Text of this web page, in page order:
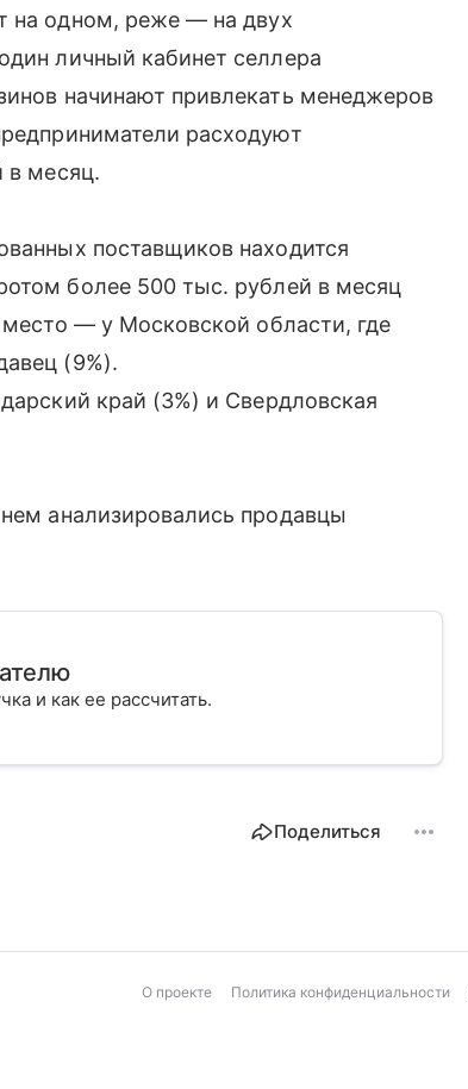
на одном, реже — на двух
личный кабинет селлера
начинают привлекать менеджеров
расходуют
в месяц.
поставщиков находится
более 500 тыс. рублей в месяц
— у Московской области, где
(9%).
край (3%) и Свердловская
анализировались продавцы
и как ее рассчитать.
Поделиться
О проекте Политика конфиденциальности